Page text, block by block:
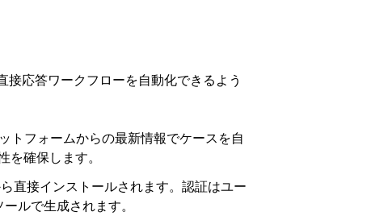
応答ワークフローを自動化できるよう
フォームからの最新情報でケースを自
確保します。
接インストールされます。認証はユー
ルで生成されます。